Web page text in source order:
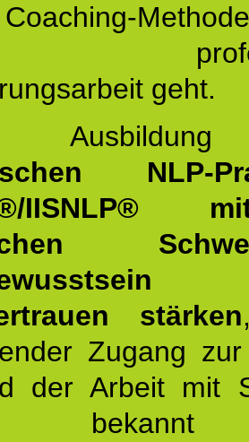
geht.
NLP-
IISNLP®
stärken
Zugang
der Arbeit mit